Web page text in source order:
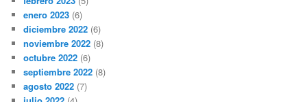
enero 2023 (6)
diciembre 2022 (6)
noviembre 2022 (8)
octubre 2022 (6)
septiembre 2022 (8)
agosto 2022 (7)